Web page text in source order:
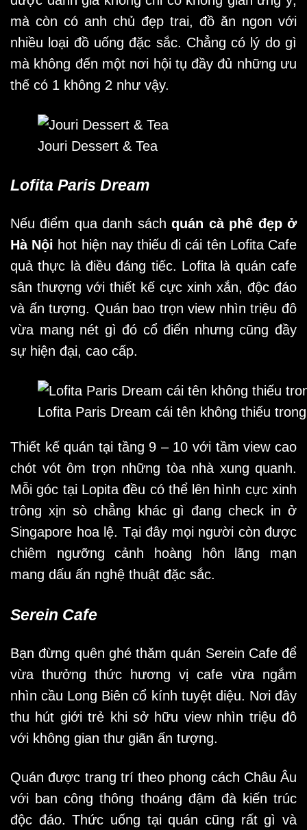
mà còn có anh chủ đẹp trai, đồ ăn ngon với
nhiều loại đồ uống đặc sắc. Chẳng có lý do gì
mà không đến một nơi hội tụ đầy đủ những ưu
thế có 1 không 2 như vậy.
Jouri Dessert & Tea
Lofita Paris Dream
Nếu điểm qua danh sáchquán cà phê đẹp ở
Hà Nội hot hiện nay thiếu đi cái tên Lofita Cafe
quả thực là điều đáng tiếc. Lofita là quán cafe
sân thượng với thiết kế cực xinh xắn, độc đáo
và ấn tượng. Quán bao trọn view nhìn triệu đô
vừa mang nét gì đó cổ điển nhưng cũng đầy
sự hiện đại, cao cấp.
Lofita Paris Dream cái tên không thiếu
Thiết kế quán tại tầng 9 – 10 với tầm view cao
chót vót ôm trọn những tòa nhà xung quanh.
Mỗi góc tại Lopita đều có thể lên hình cực xinh
trông xịn sò chẳng khác gì đang check in ở
Singapore hoa lệ. Tại đây mọi người còn được
chiêm ngưỡng cảnh hoàng hôn lãng mạn
mang dấu ấn nghệ thuật đặc sắc.
Serein Cafe
Bạn đừng quên ghé thăm quán Serein Cafe để
vừa thưởng thức hương vị cafe vừa ngắm
nhìn cầu Long Biên cổ kính tuyệt diệu. Nơi đây
thu hút giới trẻ khi sở hữu view nhìn triệu đô
với không gian thư giãn ấn tượng.
Quán được trang trí theo phong cách Châu Âu
với ban công thông thoáng đậm đà kiến trúc
độc đáo. Thức uống tại quán cũng rất gì và